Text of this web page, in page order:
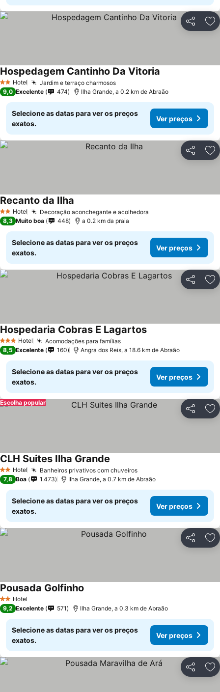
Partilhar
2 Estrelas
Hotel Jardim e terraço charmososVer preços
Hospedagem Cantinho Da Vitoria
9,0 Excelente 474 Ilha Grande, a 0.2 km de Abraão
Selecione as datas para ver os preços
exatos.
Ver preços
Partilhar
2 Estrelas
Hotel Decoração aconchegante e acolhedora
Recanto da Ilha
8,3 Muito boa 448 a 0.2 km da praia
Selecione as datas para ver os preços
exatos.
Ver preços
Partilhar
3 EstrelasHotel Acomodações para famíliasVer preços
Hospedaria Cobras E LagartosVer preços
8,5 Excelente 160 Angra dos Reis, a 18.6 km de Abraão
Selecione as datas para ver os preços
exatos.
Ver preços
Partilhar
Escolha popular
2 Estrelas
Hotel Banheiros privativos com chuveirosVer preços
CLH Suites Ilha Grande
7,8 Boa 1.473 Ilha Grande, a 0.7 km de Abraão
Selecione as datas para ver os preços
exatos.
Ver preços
Partilhar
2 Estrelas
Hotel
Pousada Golfinho
9,2 Excelente 571 Ilha Grande, a 0.3 km de Abraão
Selecione as datas para ver os preços
exatos.
Ver preços
Partilhar